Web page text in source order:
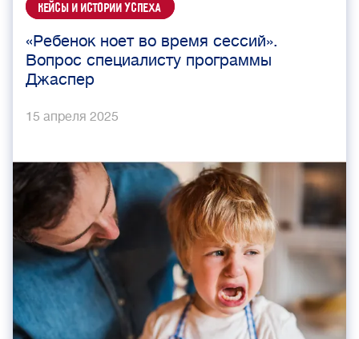
Кейсы и истории успеха
«Ребенок ноет во время сессий».
Вопрос специалисту программы
Джаспер
15 апреля 2025